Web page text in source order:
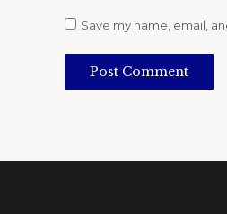
Save my name, email,
Post Comment